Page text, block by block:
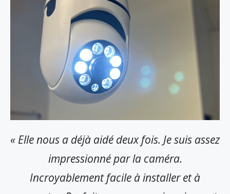
« Elle nous a déjà aidé deux fois. Je suis assez
impressionné par la caméra.
Incroyablement facile à installer et à